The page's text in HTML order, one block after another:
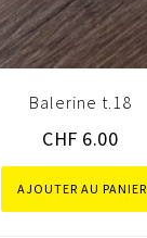
Balerine t.18
CHF 6.00
AJOUTER AU PANIER